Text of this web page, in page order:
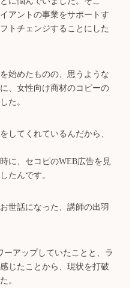
アントの事業をサポートす
トチェンジすることにした
始めたものの、思うような
、女性向け商材のコピーの
た。
してくれているんだから、
に、セコピのWEB広告を見
たんです。
世話になった、講師の出羽
アップしていたことと、ラ
じたことから、現状を打破
。